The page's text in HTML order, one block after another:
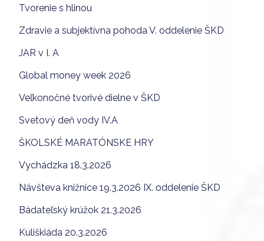
Tvorenie s hlinou
Zdravie a subjektívna pohoda V. oddelenie ŠKD
JAR v I. A
Global money week 2026
Veľkonočné tvorivé dielne v ŠKD
Svetový deň vody IV.A
ŠKOLSKÉ MARATÓNSKE HRY
Vychádzka 18.3.2026
Návšteva knižnice 19.3.2026 IX. oddelenie ŠKD
Bádateľský krúžok 21.3.2026
Kuliškiáda 20.3.2026